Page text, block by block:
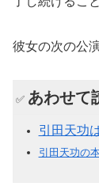
彼女の次の公
✅ あわせて
引田天功
引田天功の